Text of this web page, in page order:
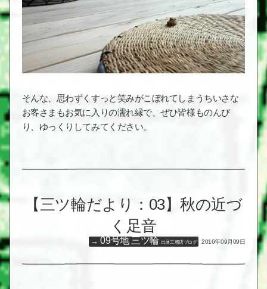
そんな、思わずくすっと笑みがこぼれてしまうちいさな
お客さまもお気に入りの濡れ縁で、ぜひ皆様ものんび
り、ゆっくりしてみてください。
【三ツ輪だより：03】秋の近づ
く足音
09号地 三ツ輪 出展工務店ブログ 2016年09月09日